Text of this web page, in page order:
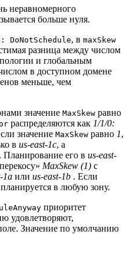
неравномерного
больше нуля.
DoNotSchedule, в maxSkew
разница между числом
и глобальным
в доступном домене
меньше, чем
значение MaxSkew равно
распределяются как 1/1/0:
значение MaxSkew равно 1,
в us-east-1c, а
. Планирование его в us-east-
MaxSkew (1) с
1a или us-east-1b . Если
планируется в любую зону.
приоритет
удовлетворяют,
Значение по умолчанию